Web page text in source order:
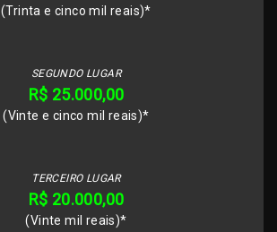
(Trinta e cinco mil reais)*
SEGUNDO LUGAR
R$ 25.000,00
(Vinte e cinco mil reais)*
TERCEIRO LUGAR
R$ 20.000,00
(Vinte mil reais)*